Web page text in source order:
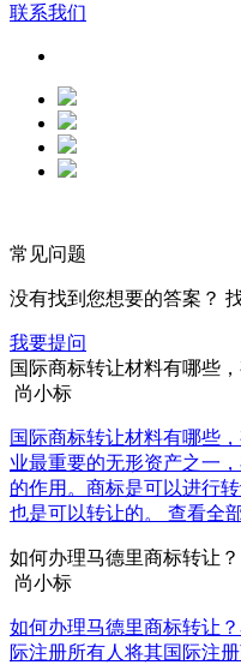
联系我们
常见问题
没有找到您想要的答案？
我要提问
国际商标转让材料有哪些
尚小标
国际商标转让材料有哪些
业最重要的无形资产之一
的作用。商标是可以进行
也是可以转让的。 查看全
如何办理马德里商标转让？
尚小标
如何办理马德里商标转让
际注册所有人将其国际注